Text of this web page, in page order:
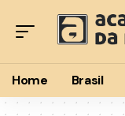
Home Brasil